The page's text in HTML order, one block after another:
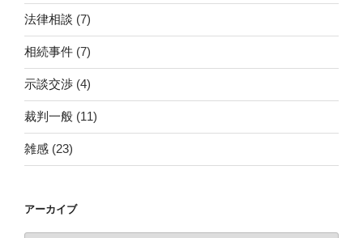
法律相談 (7)
相続事件 (7)
示談交渉 (4)
裁判一般 (11)
雑感 (23)
アーカイブ